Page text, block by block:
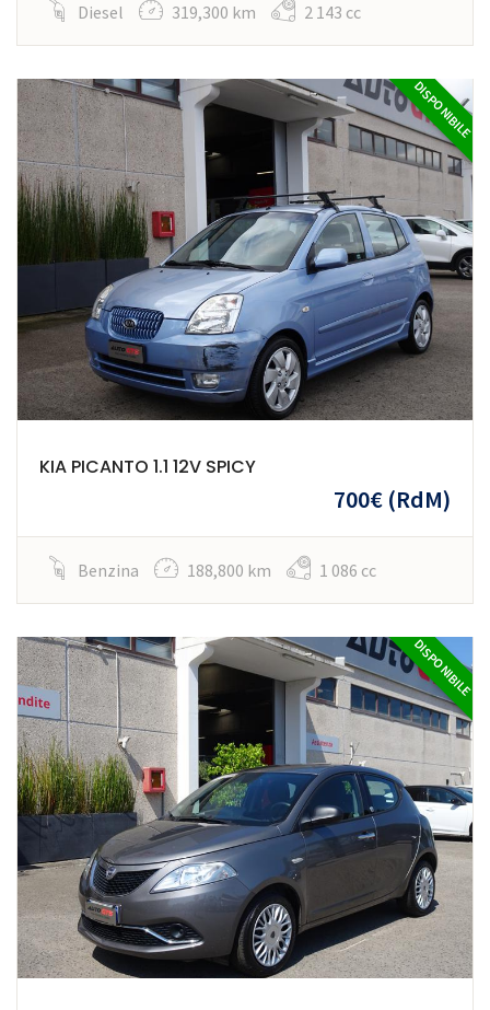
Diesel 319,300 km 2 143 cc
DISPONIBILE
KIA PICANTO 1.1 12V SPICY
700€ (RdM)
Benzina 188,800 km 1 086 cc
DISPONIBILE